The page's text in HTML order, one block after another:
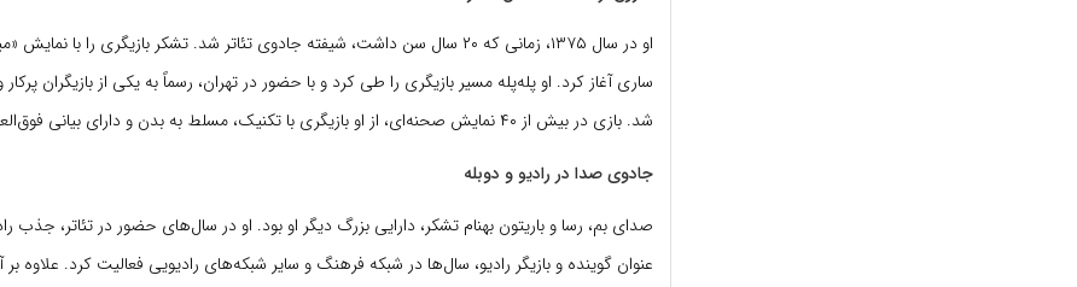
او در سال ۱۳۷۵، زمانی که ۲۰ سال سن داشت، شیفته جادوی تئاتر شد. تشکر بازیگری را با
ساری آغاز کرد. او پله‌پله مسیر بازیگری را طی کرد و با حضور در تهران، رسماً به یکی از بازیگران پرکار و
شد. بازی در بیش از ۴۰ نمایش صحنه‌ای، از او بازیگری با تکنیک، مسلط به بدن و دارای بیانی فوق‌العاده قوی ساخت.
جادوی صدا در رادیو و دوبله
صدای بم، رسا و باریتون بهنام تشکر، دارایی بزرگ دیگر او بود. او در سال‌های حضور در تئاتر، جذب
عنوان گوینده و بازیگر رادیو، سال‌ها در شبکه فرهنگ و سایر شبکه‌های رادیویی فعالیت کرد. علاوه بر